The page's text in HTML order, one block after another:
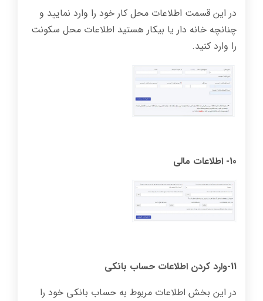
در این قسمت اطلاعات محل کار خود را وارد نمایید و
چنانچه خانه دار یا بیکار هستید اطلاعات محل سکونت
را وارد کنید.
10- اطلاعات مالی
11-وارد کردن اطلاعات حساب بانکی
در این بخش اطلاعات مربوط به حساب بانکی خود را